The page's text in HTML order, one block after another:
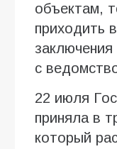
объектам,
приходить
заключения
с
22 июля
приняла в
который